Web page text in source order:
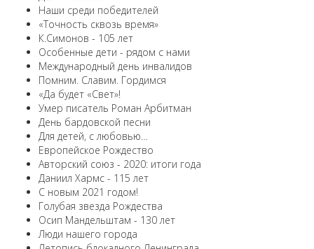
Наши среди победителей
«Точность сквозь время»
К.Симонов - 105 лет
Особенные дети - рядом с нами
Международный день инвалидов
Помним. Славим. Гордимся
«Да будет «Свет»!
Умер писатель Роман Арбитман
День бардовской песни
Для детей, с любовью…
Европейскоe Рождество
Авторский союз - 2020: итоги года
Даниил Хармс - 115 лет
С новым 2021 годом!
Голубая звезда Рождества
Осип Мандельштам - 130 лет
Люди нашего города